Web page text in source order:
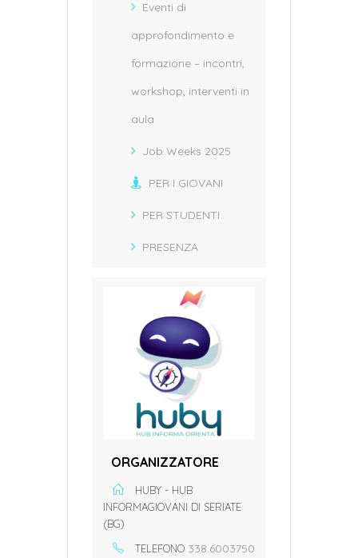
Eventi di
approfondimento e
formazione – incontri,
workshop, interventi in
aula
Job Weeks 2025
PER I GIOVANI
PER STUDENTI
PRESENZA
ORGANIZZATORE
HUBY - HUB
INFORMAGIOVANI DI SERIATE
(BG)
TELEFONO 338.6003750